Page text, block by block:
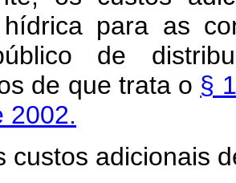
para as
de
de que trata o §
2002.
custos adicionais